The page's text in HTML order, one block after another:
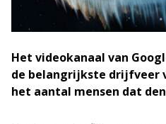
Het videokanaal van
de belangrijkste drijfveer
het aantal mensen dat